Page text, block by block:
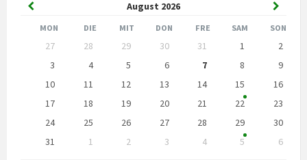
August 2026
Vorheriger
Monat
Monat
MON DIE MIT DON FRE SAM SON
Kalendertage
überspringen
27 28 29 30 31 1
2
3
4 5 6 7 8
9
10
11 12 13 14 15
16
17
18 19 20 21 22
23
24
25 26 27 28 29
30
31
1 2 3 4 5
6